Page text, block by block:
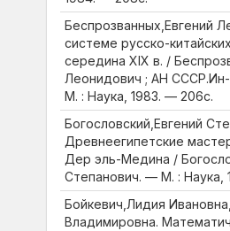
Беспрозванных,Евгений
системе русско-
середина XIX в. /
Леонидович ; АН
М. : Наука, 1983. — 206с.
Богословский,Евгений
Древнеегипетские
Дер эль-Медина /
Степанович. — М. : Наука,
Бойкевич,Лидия
Владимировна.